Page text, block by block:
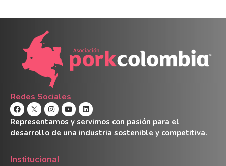
Redes Sociales
Representamos y servimos con pasión para el
desarrollo de una industria sostenible y competitiva.
Institucional